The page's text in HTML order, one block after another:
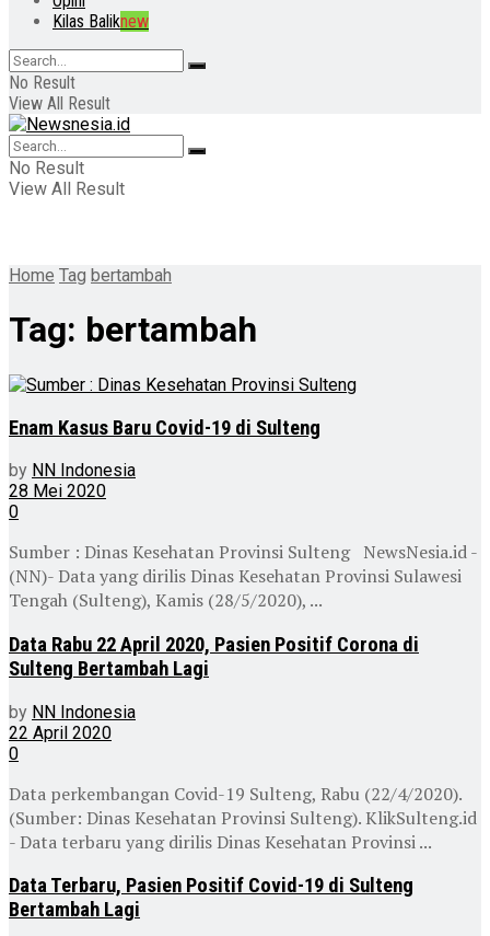
Kilas Baliknew
No Result
View All Result
No Result
View All Result
Home Tag bertambah
Tag: bertambah
Enam Kasus Baru Covid-19 di Sulteng
by NN Indonesia
28 Mei 2020
0
Sumber : Dinas Kesehatan Provinsi Sulteng NewsNesia.id -
(NN)- Data yang dirilis Dinas Kesehatan Provinsi Sulawesi
Tengah (Sulteng), Kamis (28/5/2020), ...
Data Rabu 22 April 2020, Pasien Positif Corona di
Sulteng Bertambah Lagi
by NN Indonesia
22 April 2020
0
Data perkembangan Covid-19 Sulteng, Rabu (22/4/2020).
(Sumber: Dinas Kesehatan Provinsi Sulteng). KlikSulteng.id
- Data terbaru yang dirilis Dinas Kesehatan Provinsi ...
Data Terbaru, Pasien Positif Covid-19 di Sulteng
Bertambah Lagi